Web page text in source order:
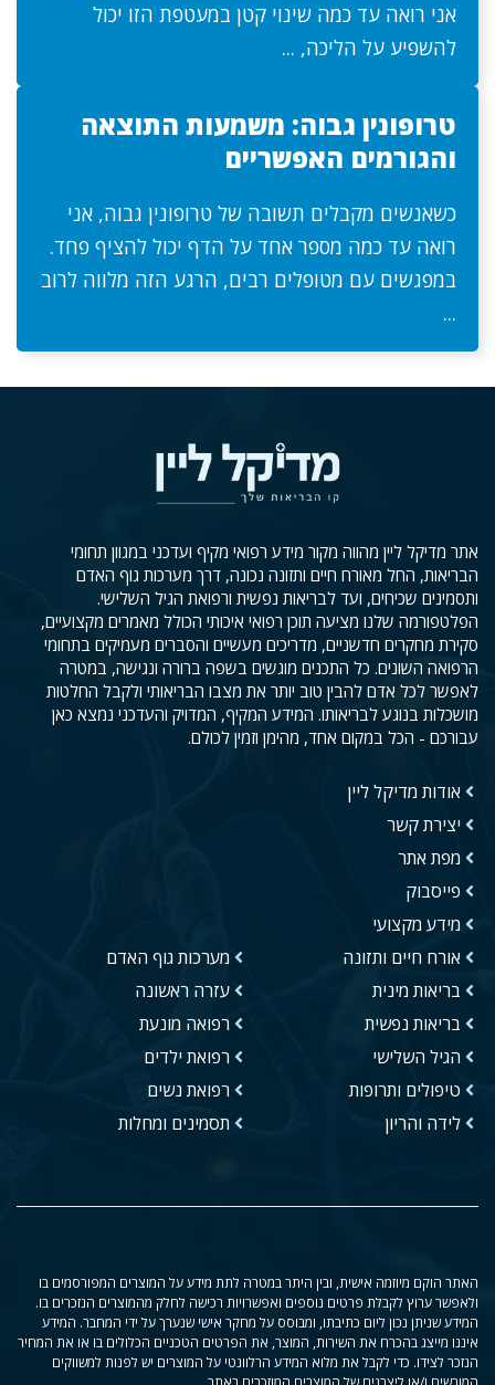
אני רואה עד כמה שינוי קטן במעטפת הזו יכול
להשפיע על הליכה, ...
טרופונין גבוה: משמעות התוצאה
והגורמים האפשריים
כשאנשים מקבלים תשובה של טרופונין גבוה, אני
רואה עד כמה מספר אחד על הדף יכול להציף פחד.
במפגשים עם מטופלים רבים, הרגע הזה מלווה לרוב
...
אתר מדיקל ליין מהווה מקור מידע רפואי מקיף ועדכני במגוון תחומי
הבריאות, החל מאורח חיים ותזונה נכונה, דרך מערכות גוף האדם
ותסמינים שכיחים, ועד לבריאות נפשית ורפואת הגיל השלישי.
הפלטפורמה שלנו מציעה תוכן רפואי איכותי הכולל מאמרים מקצועיים,
סקירת מחקרים חדשניים, מדריכים מעשיים והסברים מעמיקים בתחומי
הרפואה השונים. כל התכנים מוגשים בשפה ברורה ונגישה, במטרה
לאפשר לכל אדם להבין טוב יותר את מצבו הבריאותי ולקבל החלטות
מושכלות בנוגע לבריאותו. המידע המקיף, המדויק והעדכני נמצא כאן
עבורכם - הכל במקום אחד, מהימן וזמין לכולם.
אודות מדיקל ליין
יצירת קשר
מפת אתר
פייסבוק
מידע מקצועי
אורח חיים ותזונה
בריאות מינית
בריאות נפשית
הגיל השלישי
טיפולים ותרופות
לידה והריון
מערכות גוף האדם
עזרה ראשונה
רפואה מונעת
רפואת ילדים
רפואת נשים
תסמינים ומחלות
האתר הוקם מיוזמה אישית, ובין היתר במטרה לתת מידע על המוצרים המפורסמים בו
ולאפשר ערוץ לקבלת פרטים נוספים ואפשרויות רכישה לחלק מהמוצרים הנזכרים בו.
המידע שניתן נכון ליום כתיבתו, ומבוסס על מחקר אישי שנערך על ידי המחבר. המידע
איננו מייצג בהכרח את השירות, המוצר, את הפרטים הטכניים הכלולים בו או את המחיר
הנזכר לצידו. כדי לקבל את מלוא המידע הרלוונטי על המוצרים יש לפנות למשווקים